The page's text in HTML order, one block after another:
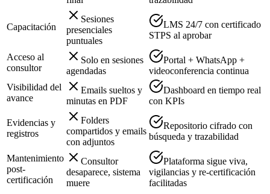
Capacitación
Sesiones
presenciales
puntuales
LMS 24/7 con certificado
STPS al aprobar
Acceso al
consultor
Solo en sesiones
agendadas
Portal + WhatsApp +
videoconferencia continua
Visibilidad del
avance
Emails sueltos y
minutas en PDF
Dashboard en tiempo real
con KPIs
Evidencias y
registros
Folders
compartidos y emails
con adjuntos
Repositorio cifrado con
búsqueda y trazabilidad
Mantenimiento
post-
certificación
Consultor
desaparece, sistema
muere
Plataforma sigue viva,
vigilancias y re-certificación
facilitadas